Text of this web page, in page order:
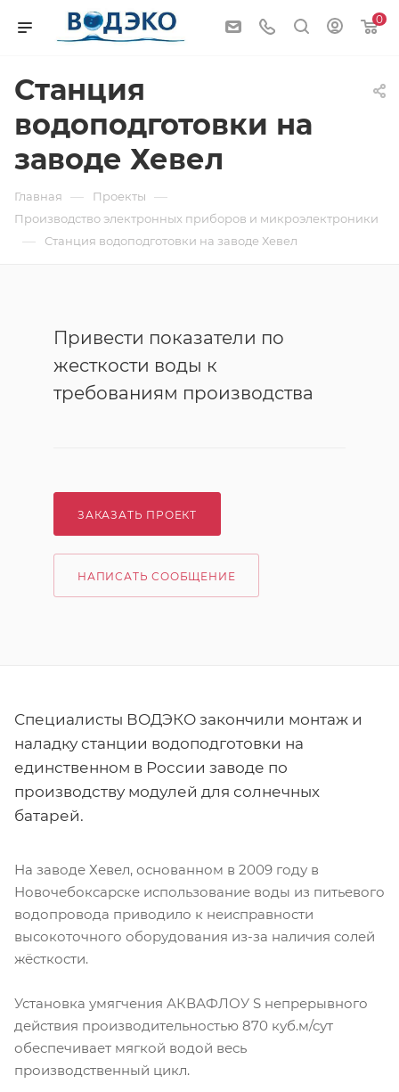
0
Станция
водоподготовки на
заводе Хевел
Главная — Проекты —
Производство электронных приборов и микроэлектроники
— Станция водоподготовки на заводе Хевел
Привести показатели по
жесткости воды к
требованиям производства
ЗАКАЗАТЬ ПРОЕКТ
НАПИСАТЬ СООБЩЕНИЕ
Специалисты ВОДЭКО закончили монтаж и
наладку станции водоподготовки на
единственном в России заводе по
производству модулей для солнечных
батарей.
На заводе Хевел, основанном в 2009 году в
Новочебоксарске использование воды из питьевого
водопровода приводило к неисправности
высокоточного оборудования из-за наличия солей
жёсткости.
Установка умягчения АКВАФЛОУ S непрерывного
действия производительностью 870 куб.м/сут
обеспечивает мягкой водой весь
производственный цикл.